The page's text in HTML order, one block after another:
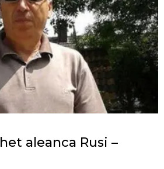
aleanca Rusi –